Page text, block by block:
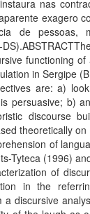
nas
exagero
de pessoas,
functioning
in Sergipe
are: a)
persuasive; b)
discourse
theoretically
of
Tyteca (1996)
of
in the
a discursive